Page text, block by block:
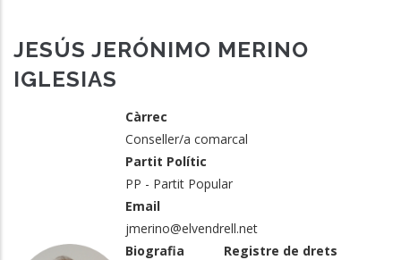
JESÚS JERÓNIMO MERINO
IGLESIAS
Càrrec
Conseller/a comarcal
Partit Polític
PP - Partit Popular
Email
jmerino@elvendrell.net
Biografia
Registre de drets